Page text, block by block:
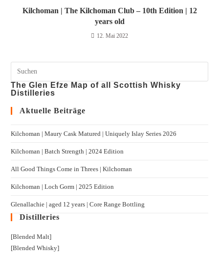
Kilchoman | The Kilchoman Club – 10th Edition | 12
years old
12. Mai 2022
The Glen Efze Map of all Scottish Whisky
Distilleries
Aktuelle Beiträge
Kilchoman | Maury Cask Matured | Uniquely Islay Series 2026
Kilchoman | Batch Strength | 2024 Edition
All Good Things Come in Threes | Kilchoman
Kilchoman | Loch Gorm​ | 2025 Edition
Glenallachie | aged 12 years | Core Range Bottling
Distilleries
[Blended Malt]
[Blended Whisky]